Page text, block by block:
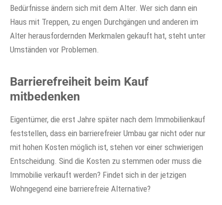
Bedürfnisse ändern sich mit dem Alter. Wer sich dann ein
Haus mit Treppen, zu engen Durchgängen und anderen im
Alter herausfordernden Merkmalen gekauft hat, steht unter
Umständen vor Problemen.
Barrierefreiheit beim Kauf
mitbedenken
Eigentümer, die erst Jahre später nach dem Immobilienkauf
feststellen, dass ein barrierefreier Umbau gar nicht oder nur
mit hohen Kosten möglich ist, stehen vor einer schwierigen
Entscheidung. Sind die Kosten zu stemmen oder muss die
Immobilie verkauft werden? Findet sich in der jetzigen
Wohngegend eine barrierefreie Alternative?